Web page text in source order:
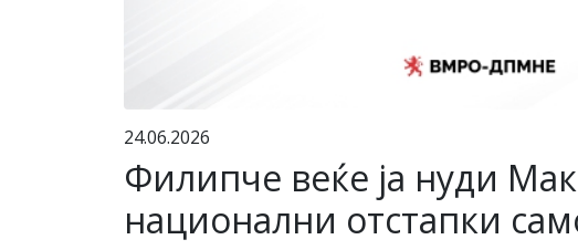
24.06.2026
Филипче веќе ја нуди
национални отстапки